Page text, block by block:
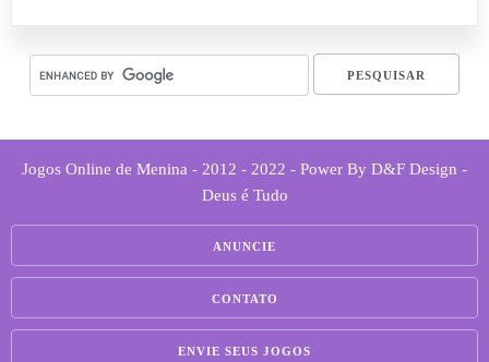
Jogos Online de Menina - 2012 - 2022 - Power By D&F Design -
Deus é Tudo
ANUNCIE
CONTATO
ENVIE SEUS JOGOS